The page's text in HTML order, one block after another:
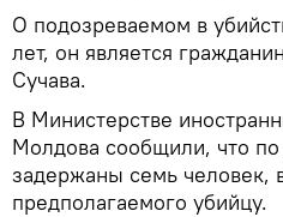
О подозреваемом в
лет, он является
Сучава.
В Министерстве
Молдова сообщили, что
задержаны семь человек,
предполагаемого убийцу.